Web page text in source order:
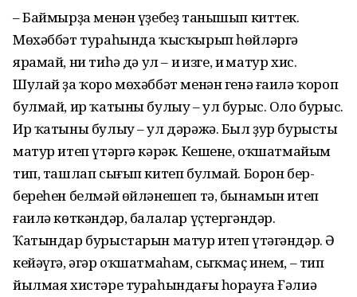
– Баймырҙа менән үҙебеҙ танышып киттек.
Мөхәббәт тураһында ҡысҡырып һөйләргә
ярамай, ни тиһәң дә ул – иң изге, иң матур хис.
Шулай ҙа ҡоро мөхәббәт менән генә ғаилә ҡороп
булмай, ир ҡатыны булыу – ул бурыс. Оло бурыс.
Ир ҡатыны булыу – ул дәрәжә. Был ҙур бурысты
матур итеп үтәргә кәрәк. Кешене, оҡшатмайым
тип, ташлап сығып китеп булмай. Борон бер-
береһен белмәй өйләнешеп тә, бынамын итеп
ғаилә көткәндәр, балалар үҫтергәндәр.
Ҡатындар бурыстарын матур итеп үтәгәндәр. Ә
кейәүгә, әгәр оҡшатмаһам, сыҡмаҫ инем, – тип
йылмая хистәре тураһындағы һорауға Ғәлиә